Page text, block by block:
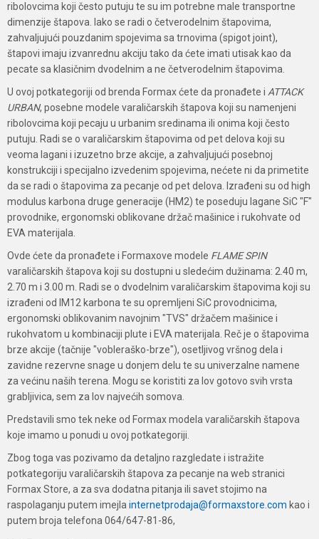
ribolovcima koji često putuju te su im potrebne male transportne
dimenzije štapova. Iako se radi o četverodelnim štapovima,
zahvaljujući pouzdanim spojevima sa trnovima (spigot joint),
štapovi imaju izvanrednu akciju tako da ćete imati utisak kao da
pecate sa klasičnim dvodelnim a ne četverodelnim štapovima.
U ovoj potkategoriji od brenda Formax ćete da pronađete i ATTACK
URBAN, posebne modele varaličarskih štapova koji su namenjeni
ribolovcima koji pecaju u urbanim sredinama ili onima koji često
putuju. Radi se o varaličarskim štapovima od pet delova koji su
veoma lagani i izuzetno brze akcije, a zahvaljujući posebnoj
konstrukciji i specijalno izvedenim spojevima, nećete ni da primetite
da se radi o štapovima za pecanje od pet delova. Izrađeni su od high
modulus karbona druge generacije (HM2) te poseduju lagane SiC "F"
provodnike, ergonomski oblikovane držač mašinice i rukohvate od
EVA materijala.
Ovde ćete da pronađete i Formaxove modele FLAME SPIN
varaličarskih štapova koji su dostupni u sledećim dužinama: 2.40 m,
2.70 m i 3.00 m. Radi se o dvodelnim varaličarskim štapovima koji su
izrađeni od IM12 karbona te su opremljeni SiC provodnicima,
ergonomski oblikovanim navojnim "TVS" držačem mašinice i
rukohvatom u kombinaciji plute i EVA materijala. Reč je o štapovima
brze akcije (tačnije "vobleraško-brze"), osetljivog vršnog dela i
zavidne rezervne snage u donjem delu te su univerzalne namene
za većinu naših terena. Mogu se koristiti za lov gotovo svih vrsta
grabljivica, sem za lov najvećih somova.
Predstavili smo tek neke od Formax modela varaličarskih štapova
koje imamo u ponudi u ovoj potkategoriji.
Zbog toga vas pozivamo da detaljno razgledate i istražite
potkategoriju varaličarskih štapova za pecanje na web stranici
Formax Store, a za sva dodatna pitanja ili savet stojimo na
raspolaganju putem imejla internetprodaja@formaxstore.com kao i
putem broja telefona 064/647-81-86,